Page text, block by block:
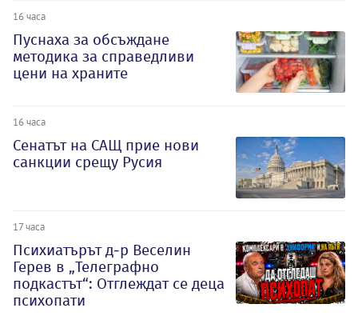
16 часа
Пуснаха за обсъждане
методика за справедливи
цени на храните
16 часа
Сенатът на САЩ прие нови
санкции срещу Русия
17 часа
Психиатърът д-р Веселин
Герев в „Телеграфно
подкастът“: Отглеждат се деца
психопати